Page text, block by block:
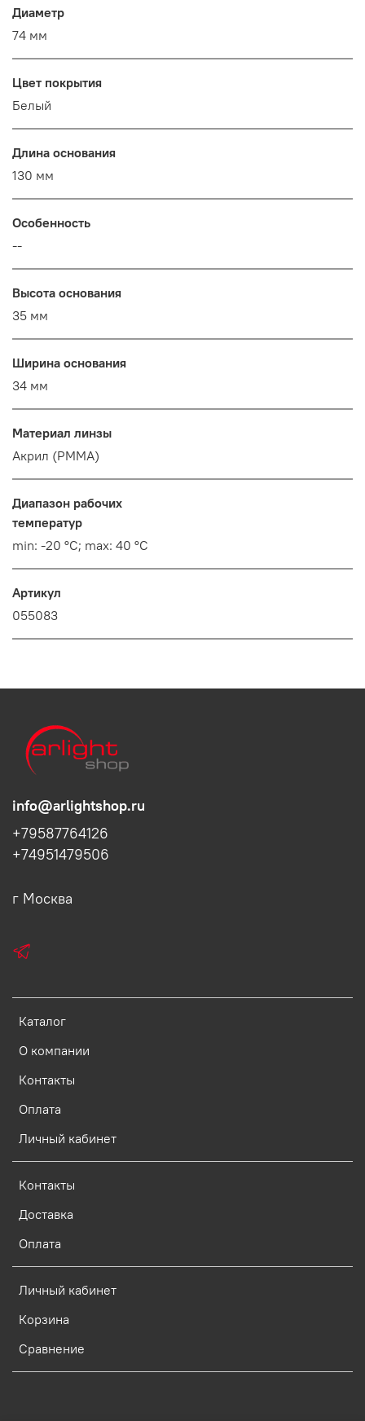
Диаметр
74 мм
Цвет покрытия
Белый
Длина основания
130 мм
Особенность
--
Высота основания
35 мм
Ширина основания
34 мм
Материал линзы
Акрил (PMMA)
Диапазон рабочих
температур
min: -20 °C; max: 40 °C
Артикул
055083
Каталог
О компании
Контакты
Оплата
Личный кабинет
Контакты
Доставка
Оплата
Личный кабинет
Корзина
Сравнение
info@arlightshop.ru
+79587764126
+74951479506
г Москва